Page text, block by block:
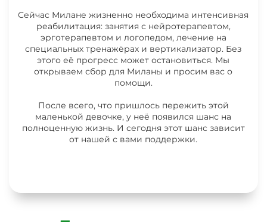
Сейчас Милане жизненно необходима интенсивная
реабилитация: занятия с нейротерапевтом,
эрготерапевтом и логопедом, лечение на
специальных тренажёрах и вертикализатор. Без
этого её прогресс может остановиться. Мы
открываем сбор для Миланы и просим вас о
помощи.
После всего, что пришлось пережить этой
маленькой девочке, у неё появился шанс на
полноценную жизнь. И сегодня этот шанс зависит
от нашей с вами поддержки.